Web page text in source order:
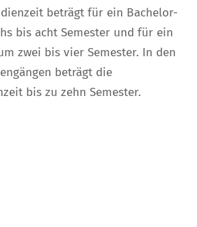
beträgt für ein Bachelor-
bis acht Semester und für ein
zwei bis vier Semester. In den
beträgt die
bis zu zehn Semester.